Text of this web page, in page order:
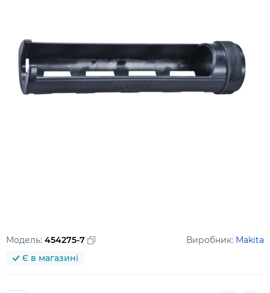
Модель: 454275-7 Виробник: Makita
Є в магазині